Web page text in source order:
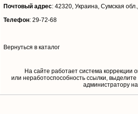
Почтовый адрес: 42320, Украина, Сумская
Телефон: 29-72-68
Вернуться в каталог
На сайте работает система коррекции
или неработоспособность ссылки,
aдминистратору